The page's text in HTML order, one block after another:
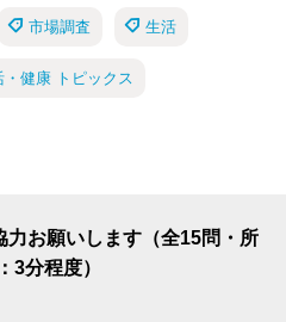
市場調査 生活
・健康 トピックス
力お願いします（全15問・所
3分程度）